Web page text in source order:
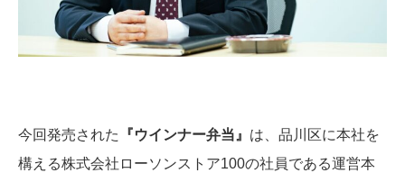
今回発売された 『ウインナー弁当』 は、品川区に本社を
構える株式会社ローソンストア100の社員である運営本